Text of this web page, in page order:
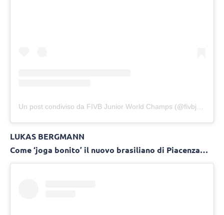
LUKAS BERGMANN
Come ‘joga bonito’ il nuovo brasiliano di Piacenza…